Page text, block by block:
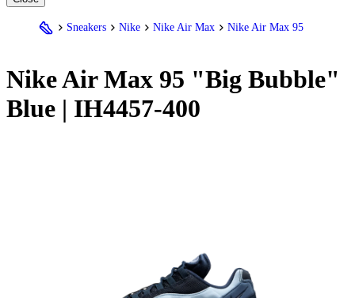
Sneakers Nike Nike Air Max Nike Air Max 95
NikeAir Max 95 "Big Bubble"
Blue | IH4457-400